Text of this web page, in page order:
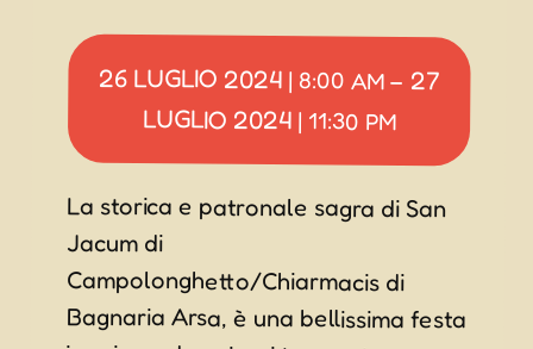
26 LUGLIO 2024 | 8:00 AM– 27
LUGLIO 2024 | 11:30 PM
La storica e patronale sagra di San
Jacum di
Campolonghetto/Chiarmacis di
Bagnaria Arsa, è una bellissima festa
in cui per due giorni troverete
fornitissimi chioschi con specialità
mancheranno anche frittelle, carni